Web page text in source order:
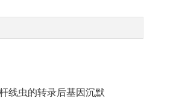
线虫的转录后基因沉默